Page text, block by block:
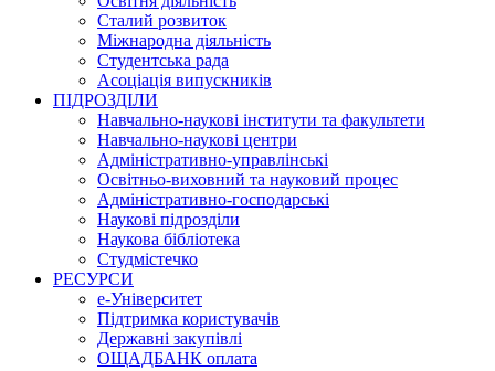
Сталий розвиток
Міжнародна діяльність
Студентська рада
Асоціація випускників
ПІДРОЗДІЛИ
Навчально-наукові інститути та факультети
Навчально-наукові центри
Адміністративно-управлінські
Освітньо-виховний та науковий процес
Адміністративно-господарські
Наукові підрозділи
Наукова бібліотека
Студмістечко
РЕСУРСИ
е-Університет
Підтримка користувачів
Державні закупівлі
ОЩАДБАНК оплата